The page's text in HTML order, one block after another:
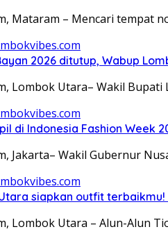
Mataram – Mencari tempat
2026 ditutup, Wabup
Lombok Utara– Wakil
di Indonesia Fashion Week
Jakarta– Wakil Gubernur
siapkan outfit terbaikmu!
Lombok Utara – Alun-Alun